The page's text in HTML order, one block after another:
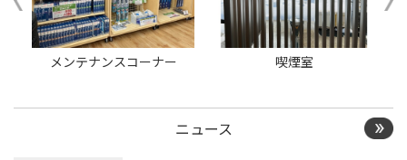
メンテナンスコーナー 喫煙室
ニュース